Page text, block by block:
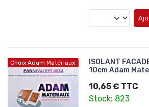
Choix Adam Matériaux
ISOLANT
10cm Adam
10,65 € TTC
Stock: 823